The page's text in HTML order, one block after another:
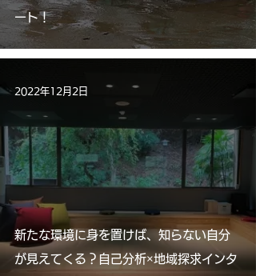
ート！
新たな環境に身を置けば、知らない自分
が見えてくる？自己分析×地域探求インタ
2022年12月2日